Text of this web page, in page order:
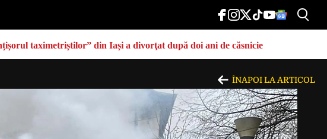
taximetriștilor” din Iași a divorţat după doi ani de căsnicie
ÎNAPOI LA ARTICOL